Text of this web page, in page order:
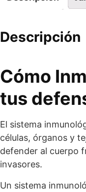
Descripción
Cómo
tus
El sistema
células, órganos y
defender al cuerpo
invasores.
Un sistema